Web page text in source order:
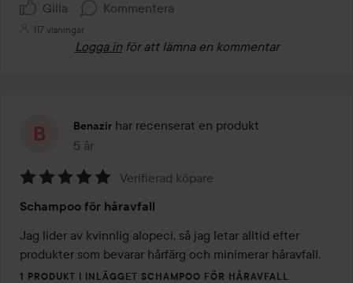
Gilla Kommentera
117 visningar
Logga in för att lämna en kommentar
Benazir har recenserat en produkt
5 år
Inlägget skapades 5 år
5
av
5
Verifierad köpare
Schampoo för håravfall
Jag lider av kvinnlig alopeci, så jag letar alltid efter
produkter som bevarar hårfärg och minimerar håravfall.
1 PRODUKT I INLÄGGET SCHAMPOO FÖR HÅRAVFALL